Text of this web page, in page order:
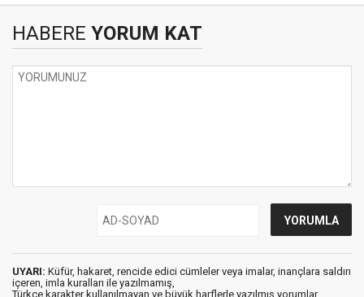
HABERE YORUM KAT
UYARI: Küfür, hakaret, rencide edici cümleler veya imalar, inançlara saldırı
içeren, imla kuralları ile yazılmamış,
Türkçe karakter kullanılmayan ve büyük harflerle yazılmış yorumlar